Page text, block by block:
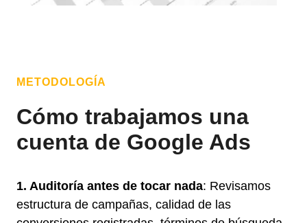
METODOLOGÍA
Cómo trabajamos una
cuenta de Google Ads
1. Auditoría antes de tocar nada: Revisamos
estructura de campañas, calidad de las